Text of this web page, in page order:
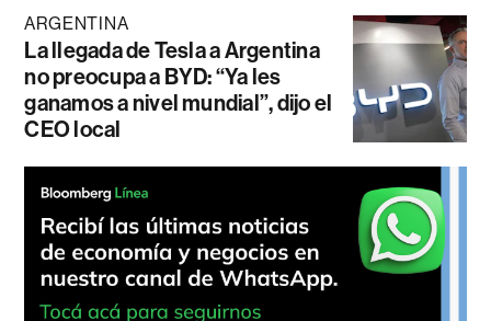
ARGENTINA
La llegada de Tesla a Argentina
no preocupa a BYD: “Ya les
ganamos a nivel mundial”, dijo el
CEO local